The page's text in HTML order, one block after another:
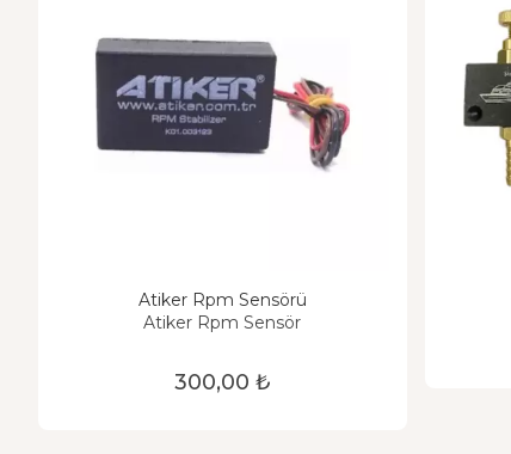
Atiker Rpm Sensörü
Atiker Rpm Sensör
300,00 ₺